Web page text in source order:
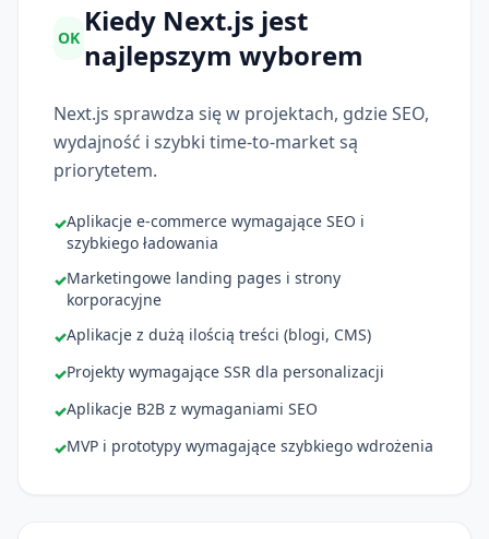
OK Kiedy Next.js jest
najlepszym wyborem
Next.js sprawdza się w projektach, gdzie SEO,
wydajność i szybki time-to-market są
priorytetem.
✓Aplikacje e-commerce wymagające SEO i
szybkiego ładowania
✓Marketingowe landing pages i strony
korporacyjne
✓Aplikacje z dużą ilością treści (blogi, CMS)
✓Projekty wymagające SSR dla personalizacji
✓Aplikacje B2B z wymaganiami SEO
✓MVP i prototypy wymagające szybkiego wdrożenia